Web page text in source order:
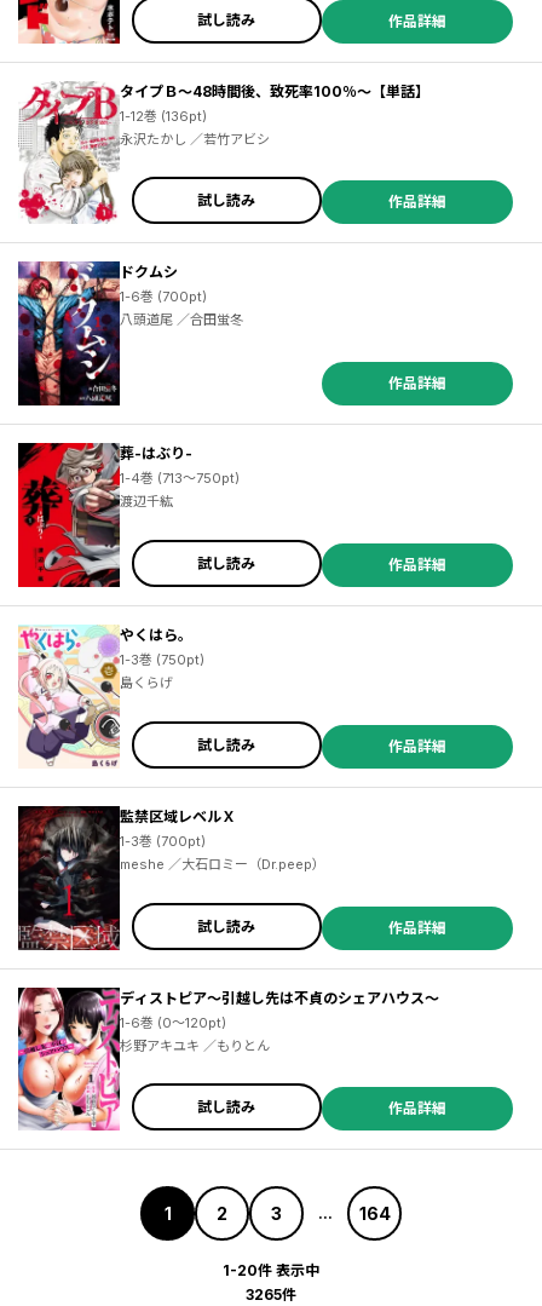
試し読み 作品詳細
タイプＢ～48時間後、致死率100％～【単話】
1-12巻 (136pt)
永沢たかし ／若竹アビシ
試し読み 作品詳細
ドクムシ
1-6巻 (700pt)
八頭道尾 ／合田蛍冬
作品詳細
葬-はぶり-
1-4巻 (713～750pt)
渡辺千紘
試し読み 作品詳細
やくはら。
1-3巻 (750pt)
島くらげ
試し読み 作品詳細
監禁区域レベルＸ
1-3巻 (700pt)
meshe ／大石ロミー（Dr.peep）
試し読み 作品詳細
ディストピア～引越し先は不貞のシェアハウス～
1-6巻 (0～120pt)
杉野アキユキ ／もりとん
試し読み 作品詳細
1 2 3 ... 164
1-20件 表示中
3265件